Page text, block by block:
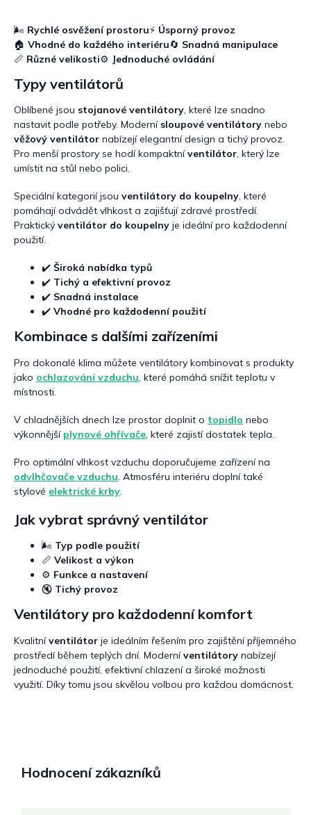
á
d
a
r
v
k
y
v
i
s
u
🌬 Rychlé osvěžení prostoru⚡ Úsporný provoz
🏠 Vhodné do každého interiéru🔄 Snadná manipulace
📏 Různé velikosti⚙ Jednoduché ovládání
Typy ventilátorů
Oblíbené jsou stojanové ventilátory, které lze snadno
nastavit podle potřeby. Moderní sloupové ventilátory nebo
věžový ventilátor nabízejí elegantní design a tichý provoz.
Pro menší prostory se hodí kompaktníventilátor, který lze
umístit na stůl nebo polici.
Speciální kategorií jsou ventilátory do koupelny, které
pomáhají odvádět vlhkost a zajišťují zdravé prostředí.
Praktický ventilátor do koupelny je ideální pro každodenní
použití.
✔️ Široká nabídka typů
✔️ Tichý a efektivní provoz
✔️ Snadná instalace
✔️ Vhodné pro každodenní použití
Kombinace s dalšími zařízeními
Pro dokonalé klima můžete ventilátory kombinovat s produkty
jako ochlazování vzduchu, které pomáhá snížit teplotu v
místnosti.
V chladnějších dnech lze prostor doplnit o topidlo nebo
výkonnější plynové ohřívače, které zajistí dostatek tepla.
Pro optimální vlhkost vzduchu doporučujeme zařízení na
odvlhčovače vzduchu. Atmosféru interiéru doplní také
stylové elektrické krby.
Jak vybrat správný ventilátor
🌬 Typ podle použití
📏 Velikost a výkon
⚙ Funkce a nastavení
🔇 Tichý provoz
Ventilátory pro každodenní komfort
Kvalitníventilátor je ideálním řešením pro zajištění příjemného
prostředí během teplých dní. Moderníventilátory nabízejí
jednoduché použití, efektivní chlazení a široké možnosti
využití. Díky tomu jsou skvělou volbou pro každou domácnost.
Hodnocení zákazníků